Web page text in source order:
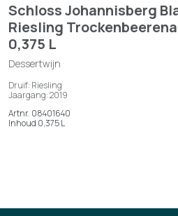
Schloss Johannisberg
Riesling
0,375 L
Dessertwijn
Druif: Riesling
Jaargang: 2019
Artnr. 08401640
Inhoud 0,375 L